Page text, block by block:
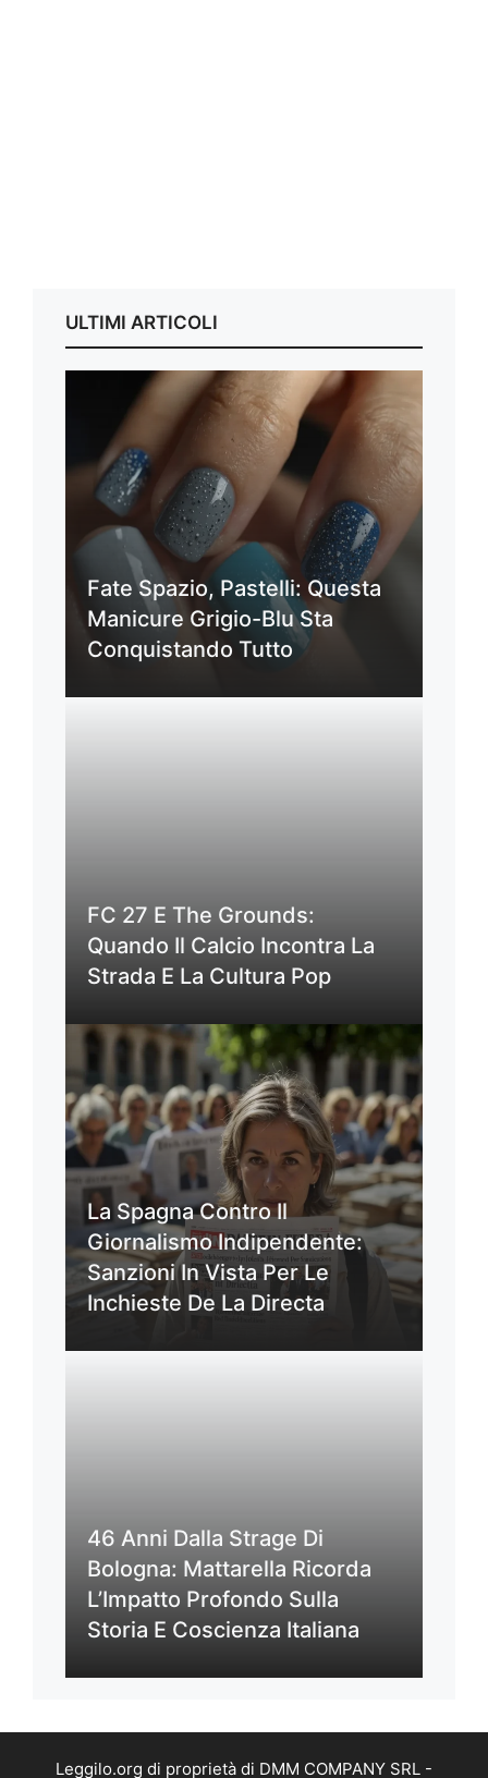
ULTIMI ARTICOLI
Fate Spazio, Pastelli: Questa
Manicure Grigio-Blu Sta
Conquistando Tutto
FC 27 E The Grounds:
Quando Il Calcio Incontra La
Strada E La Cultura Pop
La Spagna Contro Il
Giornalismo Indipendente:
Sanzioni In Vista Per Le
Inchieste De La Directa
46 Anni Dalla Strage Di
Bologna: Mattarella Ricorda
L’Impatto Profondo Sulla
Storia E Coscienza Italiana
Leggilo.org di proprietà di DMM COMPANY SRL -